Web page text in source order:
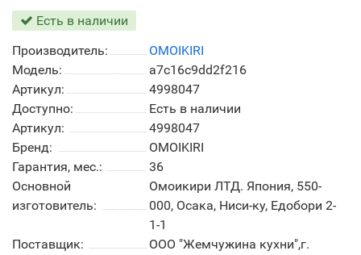
Есть в наличии
Производитель:
OMOIKIRI
Модель:
a7c16c9dd2f216
Артикул:
4998047
Доступно:
Есть в наличии
Артикул:
4998047
Бренд:
OMOIKIRI
Гарантия, мес.:
36
Основной
изготовитель:
Омоикири ЛТД. Япония, 550-
000, Осака, Ниси-ку, Едобори 2-
1-1
Поставщик:
ООО "Жемчужина кухни",г.